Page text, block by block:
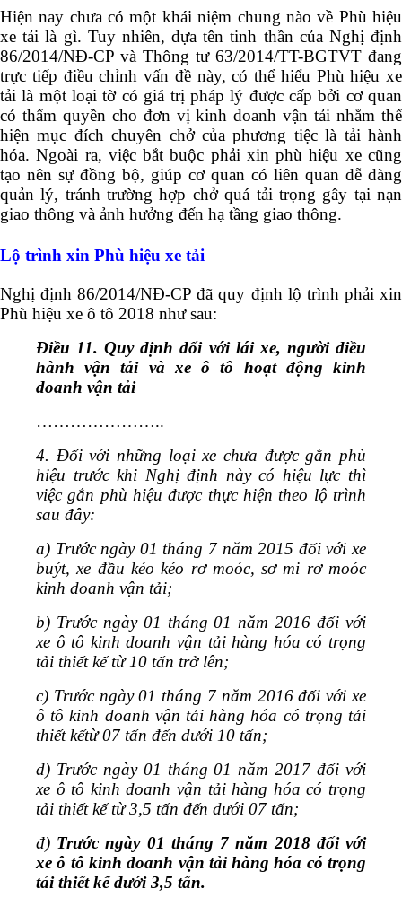
Hiện nay chưa có một khái niệm chung nào về Phù hiệu
xe tải là gì. Tuy nhiên, dựa tên tinh thần của Nghị định
86/2014/NĐ-CP và Thông tư 63/2014/TT-BGTVT đang
trực tiếp điều chỉnh vấn đề này, có thể hiểu Phù hiệu xe
tải là một loại tờ có giá trị pháp lý được cấp bởi cơ quan
có thẩm quyền cho đơn vị kinh doanh vận tải nhằm thể
hiện mục đích chuyên chở của phương tiệc là tải hành
hóa. Ngoài ra, việc bắt buộc phải xin phù hiệu xe cũng
tạo nên sự đồng bộ, giúp cơ quan có liên quan dễ dàng
quản lý, tránh trường hợp chở quá tải trọng gây tại nạn
giao thông và ảnh hưởng đến hạ tầng giao thông.
Lộ trình xin Phù hiệu xe tải
Nghị định 86/2014/NĐ-CP đã quy định lộ trình phải xin
Phù hiệu xe ô tô 2018 như sau:
Điều 11. Quy định đối với lái xe, người điều
hành vận tải và xe ô tô hoạt động kinh
doanh vận tải
…………………..
4. Đối với những loại xe chưa được gắn phù
hiệu trước khi Nghị định này có hiệu lực thì
việc gắn phù hiệu được thực hiện theo lộ trình
sau đây:
a) Trước ngày 01 tháng 7 năm 2015 đối với xe
buýt, xe đầu kéo kéo rơ moóc, sơ mi rơ moóc
kinh doanh vận tải;
b) Trước ngày 01 tháng 01 năm 2016 đối với
xe ô tô kinh doanh vận tải hàng hóa có trọng
tải thiết kế từ 10 tấn trở lên;
c) Trước ngày 01 tháng 7 năm 2016 đối với xe
ô tô kinh doanh vận tải hàng hóa có trọng tải
thiết kếtừ 07 tấn đến dưới 10 tấn;
d) Trước ngày 01 tháng 01 năm 2017 đối với
xe ô tô kinh doanh vận tải hàng hóa có trọng
tải thiết kế từ 3,5 tấn đến dưới 07 tấn;
đ) Trước ngày 01 tháng 7 năm 2018 đối với
xe ô tô kinh doanh vận tải hàng hóa có trọng
tải thiết kế dưới 3,5 tấn.